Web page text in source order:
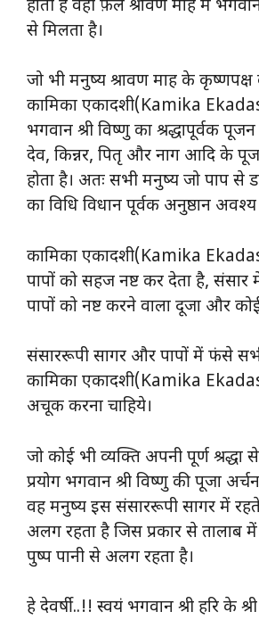
होती है वही फ़ल श्रावण माह में
से मिलता है।
जो भी मनुष्य श्रावण माह के
कामिका एकादशी(Kamika
भगवान श्री विष्णु का श्रद्धापूर्वक
देव, किन्नर, पितृ और नाग आदि के
होता है। अतः सभी मनुष्य जो पाप से
का विधि विधान पूर्वक अनुष्ठान अवश्य
कामिका एकादशी(Kamika
पापों को सहज नष्ट कर देता है,
पापों को नष्ट करने वाला दूजा और कोई
संसाररूपी सागर और पापों में फंसे
कामिका एकादशी(Kamika
अचूक करना चाहिये।
जो कोई भी व्यक्ति अपनी पूर्ण
प्रयोग भगवान श्री विष्णु की पूजा
वह मनुष्य इस संसाररूपी सागर में
अलग रहता है जिस प्रकार से
पुष्प पानी से अलग रहता है।
हे देवर्षी..!! स्वयं भगवान श्री हरि के